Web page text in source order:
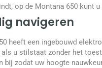
op de Montana 650 kunt
navigeren
heeft een ingebouwd
u stilstaat zonder het
bij zodat uw hoogte